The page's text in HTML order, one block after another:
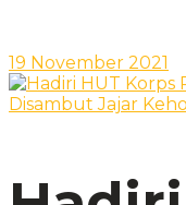
19 November 2021